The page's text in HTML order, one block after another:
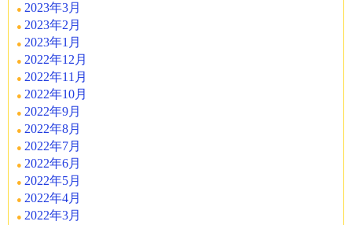
2023年3月
2023年2月
2023年1月
2022年12月
2022年11月
2022年10月
2022年9月
2022年8月
2022年7月
2022年6月
2022年5月
2022年4月
2022年3月